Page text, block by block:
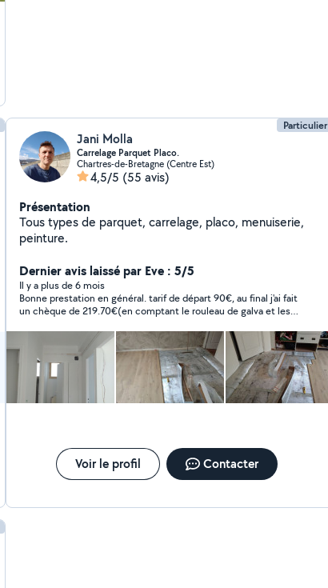
Particulier
Jani Molla
Carrelage Parquet Placo.
Chartres-de-Bretagne (Centre Est)
4,5/5 (55 avis)
Présentation
Tous types de parquet, carrelage, placo, menuiserie,
peinture.
Dernier avis laissé par Eve : 5/5
Il y a plus de 6 mois
Bonne prestation en général. tarif de départ 90€, au final j'ai fait
un chèque de 219.70€(en comptant le rouleau de galva et les 2
et le rebouchage du mur. Je recommande Jami qui fait son
travail jusqu'au bout.
Voir le profil Contacter